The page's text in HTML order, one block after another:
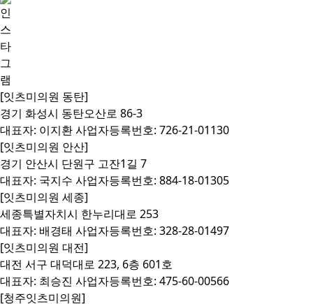
[잇츠미의원 동탄]
경기 화성시 동탄오산로 86-3
대표자: 이지환 사업자등록번호: 726-21-01130
[잇츠미의원 안산]
경기 안산시 단원구 고잔1길 7
대표자: 국지수 사업자등록번호: 884-18-01305
[잇츠미의원 세종]
세종특별자치시 한누리대로 253
대표자: 배경태 사업자등록번호: 328-28-01497
[잇츠미의원 대전]
대전 서구 대덕대로 223, 6층 601호
대표자: 최승진 사업자등록번호: 475-60-00566
[청주잇츠미의원]